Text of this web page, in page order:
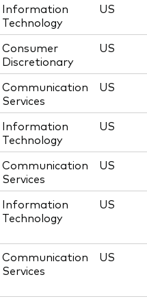
Information
Technology
US
Consumer
Discretionary
US
Communication
Services
US
Information
Technology
US
Communication
Services
US
Information
Technology
US
Communication
Services
US